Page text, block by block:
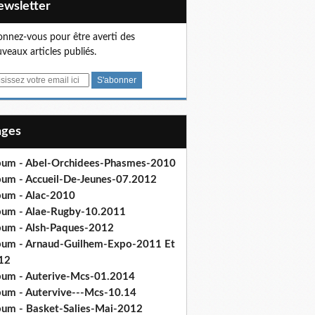
vous pour être averti des
articles publiés.
- Abel-Orchidees-Phasmes-2010
- Accueil-De-Jeunes-07.2012
- Alac-2010
- Alae-Rugby-10.2011
- Alsh-Paques-2012
- Arnaud-Guilhem-Expo-2011 Et
- Auterive-Mcs-01.2014
- Autervive---Mcs-10.14
- Basket-Salies-Mai-2012